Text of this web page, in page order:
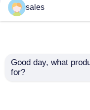
हमसे संपर्क करें
ईटी ट्यूब एयरवे
विजुअल कंबाइंड
sales
Good day, what
for?